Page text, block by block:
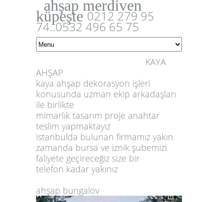
ahşap merdiven
küpeşte0212 279 95
74..0532 496 65 75
KAYA
AHŞAP
kaya ahşap dekorasyon işleri
konusunda uzman ekip arkadaşları
ile birlikte
mimarlık tasarım proje anahtar
teslim yapmaktayız
istanbulda bulunan firmamız yakın
zamanda bursa ve iznik şubemizi
faliyete geçireceğiz size bir
telefon kadar yakınız
ahşap bungalov